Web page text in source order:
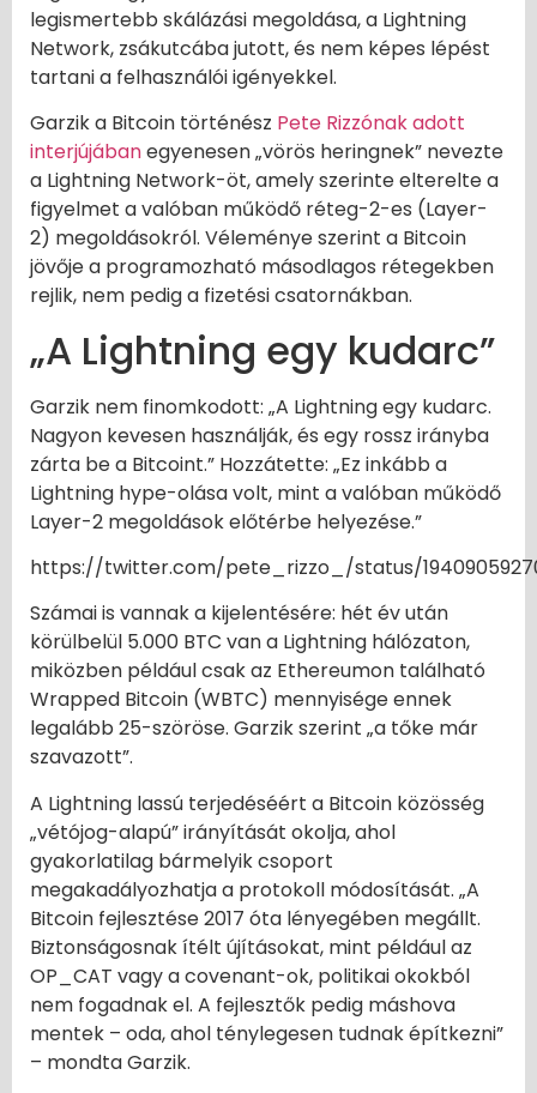
legismertebb skálázási megoldása, a Lightning
Network, zsákutcába jutott, és nem képes lépést
tartani a felhasználói igényekkel.
Garzik a Bitcoin történész Pete Rizzónak adott
interjújábanegyenesen „vörös heringnek” nevezte
a Lightning Network-öt, amely szerinte elterelte a
figyelmet a valóban működő réteg-2-es (Layer-
2) megoldásokról. Véleménye szerint a Bitcoin
jövője a programozható másodlagos rétegekben
rejlik, nem pedig a fizetési csatornákban.
„A Lightning egy kudarc”
Garzik nem finomkodott: „A Lightning egy kudarc.
Nagyon kevesen használják, és egy rossz irányba
zárta be a Bitcoint.” Hozzátette: „Ez inkább a
Lightning hype-olása volt, mint a valóban működő
Layer-2 megoldások előtérbe helyezése.”
https://twitter.com/pete_rizzo_/status/
Számai is vannak a kijelentésére: hét év után
körülbelül 5.000 BTC van a Lightning hálózaton,
miközben például csak az Ethereumon található
Wrapped Bitcoin (WBTC) mennyisége ennek
legalább 25-szöröse. Garzik szerint „a tőke már
szavazott”.
A Lightning lassú terjedéséért a Bitcoin közösség
„vétójog-alapú” irányítását okolja, ahol
gyakorlatilag bármelyik csoport
megakadályozhatja a protokoll módosítását. „A
Bitcoin fejlesztése 2017 óta lényegében megállt.
Biztonságosnak ítélt újításokat, mint például az
OP_CAT vagy a covenant-ok, politikai okokból
nem fogadnak el. A fejlesztők pedig máshova
mentek – oda, ahol ténylegesen tudnak építkezni”
– mondta Garzik.